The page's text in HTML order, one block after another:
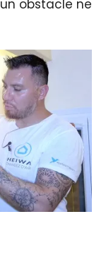
obstacle ne